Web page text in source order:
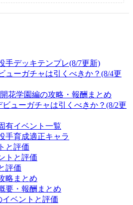
手デッキテンプレ(8/7更新)
ューガチャは引くべきか？(8/4更
花学園編の攻略・報酬まとめ
ューガチャは引くべきか？(8/2更
有イベント一覧
手育成適正キャラ
と評価
トと評価
評価
略まとめ
要・報酬まとめ
ベントと評価